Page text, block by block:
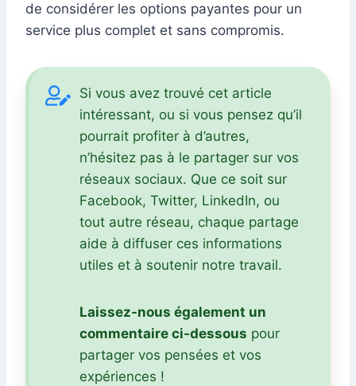
de considérer les options payantes pour un
service plus complet et sans compromis.
Si vous avez trouvé cet article
intéressant, ou si vous pensez qu’il
pourrait profiter à d’autres,
n’hésitez pas à le partager sur vos
réseaux sociaux. Que ce soit sur
Facebook, Twitter, LinkedIn, ou
tout autre réseau, chaque partage
aide à diffuser ces informations
utiles et à soutenir notre travail.
Laissez-nous également un
commentaire ci-dessous pour
partager vos pensées et vos
expériences !